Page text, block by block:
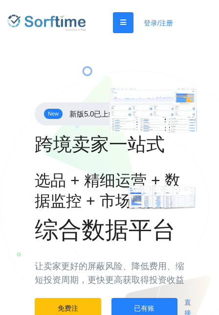
登录/注册
New 新版5.0已上线
跨境卖家一站式
选品 + 精细运营 + 数
据监控 + 市场挖掘
综合数据平台
让卖家更好的屏蔽风险、降低费用、缩
短投资周期，更快更高获取得投资收益
免费注
已有账
直
接